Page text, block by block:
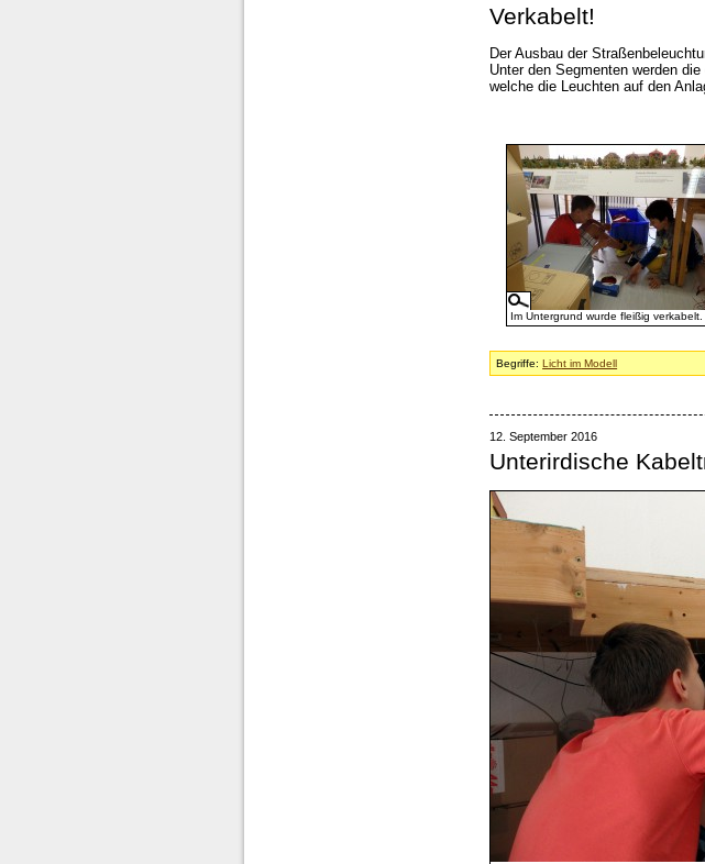
Verkabelt!
Der Ausbau der
Unter den Segmenten werden
welche die Leuchten auf den
Im Untergrund wurde fleißig verkabelt.
Begriffe:Licht im Modell
12. September 2016
Unterirdische